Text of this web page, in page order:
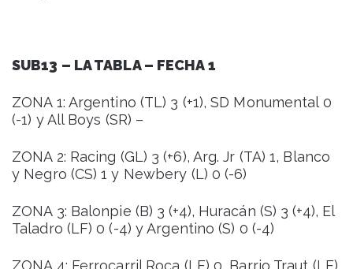
SUB13 – LA TABLA – FECHA 1
ZONA 1: Argentino (TL) 3 (+1), SD Monumental 0
(-1) y All Boys (SR) –
ZONA 2: Racing (GL) 3 (+6), Arg. Jr (TA) 1, Blanco
y Negro (CS) 1 y Newbery (L) 0 (-6)
ZONA 3: Balonpie (B) 3 (+4), Huracán (S) 3 (+4), El
Taladro (LF) 0 (-4) y Argentino (S) 0 (-4)
ZONA 4: Ferrocarril Roca (LF) 0, Barrio Traut (LF)